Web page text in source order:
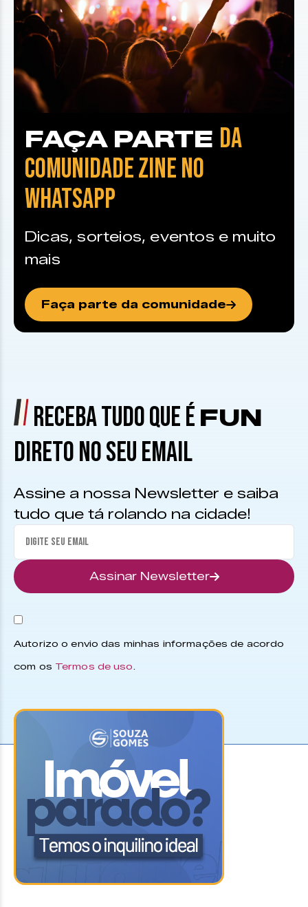
FAÇA PARTE DA
COMUNIDADE ZINE NO
WHATSAPP
Dicas, sorteios, eventos e muito
mais
Faça parte da comunidade
RECEBA TUDO QUE É FUN
DIRETO NO SEU EMAIL
Assine a nossa Newsletter e saiba
tudo que tá rolando na cidade!
Assinar Newsletter
Autorizo o envio das minhas informações de acordo
com os Termos de uso.